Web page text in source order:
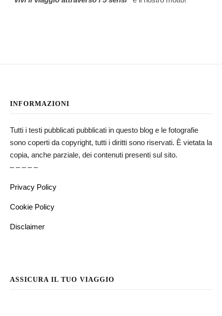
INFORMAZIONI
Tutti i testi pubblicati pubblicati in questo blog e le fotografie
sono coperti da copyright, tutti i diritti sono riservati. È vietata la
copia, anche parziale, dei contenuti presenti sul sito.
– – – – –
Privacy Policy
Cookie Policy
Disclaimer
ASSICURA IL TUO VIAGGIO